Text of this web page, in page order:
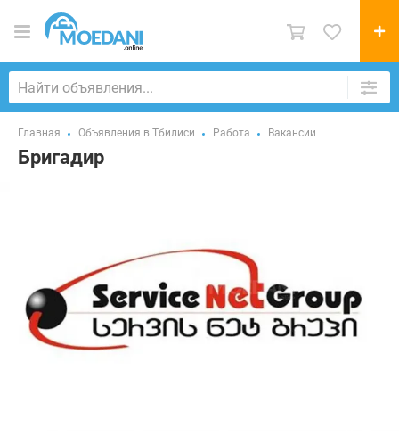
Главная Объявления в Тбилиси Работа Вакансии
Бригадир